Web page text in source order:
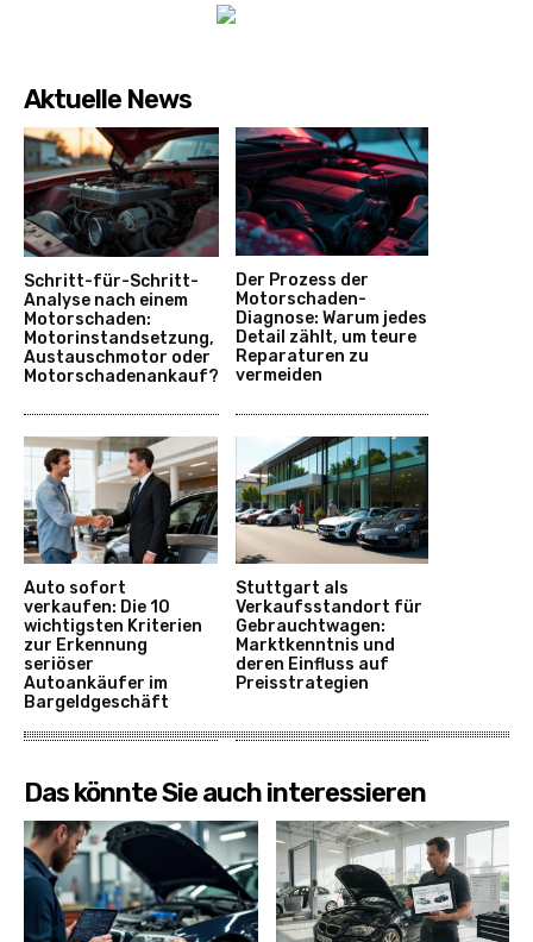
Aktuelle News
Schritt-für-Schritt-
Analyse nach einem
Motorschaden:
Motorinstandsetzung,
Austauschmotor oder
Motorschadenankauf?
Der Prozess der
Motorschaden-
Diagnose: Warum jedes
Detail zählt, um teure
Reparaturen zu
vermeiden
Auto sofort
verkaufen: Die 10
wichtigsten Kriterien
zur Erkennung
seriöser
Autoankäufer im
Bargeldgeschäft
Stuttgart als
Verkaufsstandort für
Gebrauchtwagen:
Marktkenntnis und
deren Einfluss auf
Preisstrategien
Das könnte Sie auch interessieren